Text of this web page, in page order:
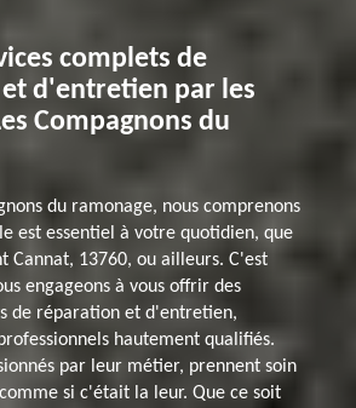
complets de
d'entretien par les
Compagnons du
du ramonage, nous comprenons
est essentiel à votre quotidien, que
Cannat, 13760, ou ailleurs. C'est
engageons à vous offrir des
de réparation et d'entretien,
hautement qualifiés.
par leur métier, prennent soin
si c'était la leur. Que ce soit